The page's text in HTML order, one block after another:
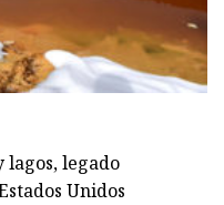
lagos, legado
Unidos